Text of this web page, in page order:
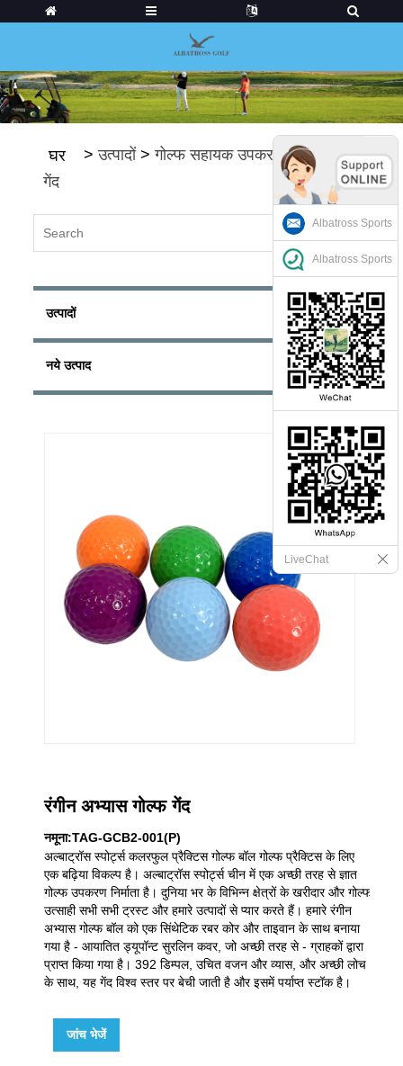
घर > उत्पादों>गोल्फ सहायक उपकरण>गोल्फ की
गेंद
उत्पादों
नये उत्पाद
रंगीन अभ्यास गोल्फ गेंद
नमूना:TAG-GCB2-001(P)
अल्बाट्रॉस स्पोर्ट्स कलरफुल प्रैक्टिस गोल्फ बॉल गोल्फ प्रैक्टिस के लिए
एक बढ़िया विकल्प है। अल्बाट्रॉस स्पोर्ट्स चीन में एक अच्छी तरह से ज्ञात
गोल्फ उपकरण निर्माता है। दुनिया भर के विभिन्न क्षेत्रों के खरीदार और गोल्फ
उत्साही सभी सभी ट्रस्ट और हमारे उत्पादों से प्यार करते हैं। हमारे रंगीन
अभ्यास गोल्फ बॉल को एक सिंथेटिक रबर कोर और ताइवान के साथ बनाया
गया है - आयातित ड्यूपॉन्ट सुरलिन कवर, जो अच्छी तरह से - ग्राहकों द्वारा
प्राप्त किया गया है। 392 डिम्पल, उचित वजन और व्यास, और अच्छी लोच
के साथ, यह गेंद विश्व स्तर पर बेची जाती है और इसमें पर्याप्त स्टॉक है।
जांच भेजें
Albatross Sports
Albatross Sports
LiveChat